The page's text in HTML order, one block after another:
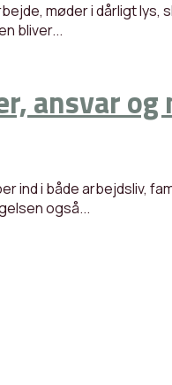
møder i dårligt lys,
bliver...
ansvar og
i både arbejdsliv,
også...